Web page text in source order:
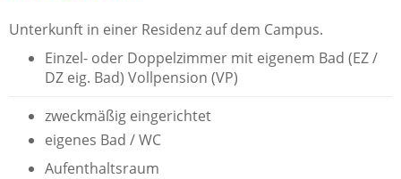
Unterkunft in einer Residenz auf dem Campus.
Einzel- oder Doppelzimmer mit eigenem Bad (EZ /
DZ eig. Bad) Vollpension (VP)
zweckmäßig eingerichtet
eigenes Bad / WC
Aufenthaltsraum